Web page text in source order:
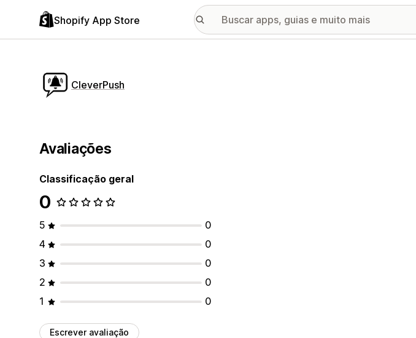
Shopify App Store
CleverPush
Avaliações
Classificação geral
0
5
0
4
0
3
0
2
0
1
0
Escrever avaliação